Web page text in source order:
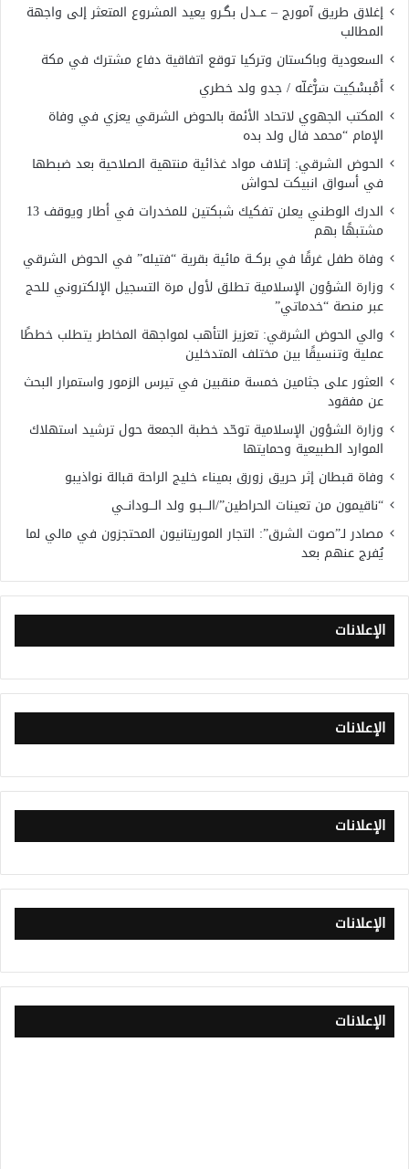
إغلاق طريق آمورج – عــدل بگـرو يعيد المشروع المتعثر إلى واجهة
المطالب
السعودية وباكستان وتركيا توقع اتفاقية دفاع مشترك في مكة
أَمْبسْكِيت سَرّْغلّه / جدو ولد خطري
المكتب الجهوي لاتحاد الأئمة بالحوض الشرقي يعزي في وفاة
الإمام “محمد فال ولد بده
الحوض الشرقي: إتلاف مواد غذائية منتهية الصلاحية بعد ضبطها
في أسواق انبيكت لحواش
الدرك الوطني يعلن تفكيك شبكتين للمخدرات في أطار ويوقف 13
مشتبهًا بهم
وفاة طفل غرقًا في بركــة مائية بقرية “فتيله” في الحوض الشرقي
وزارة الشؤون الإسلامية تطلق لأول مرة التسجيل الإلكتروني للحج
عبر منصة “خدماتي”
والي الحوض الشرقي: تعزيز التأهب لمواجهة المخاطر يتطلب خططًا
عملية وتنسيقًا بين مختلف المتدخلين
العثور على جثامين خمسة منقبين في تيرس الزمور واستمرار البحث
عن مفقود
وزارة الشؤون الإسلامية توحّد خطبة الجمعة حول ترشيد استهلاك
الموارد الطبيعية وحمايتها
وفاة قبطان إثر حريق زورق بميناء خليج الراحة قبالة نواذيبو
“ناقيمون من تعينات الحراطين”/الـــبـو ولد الـــودانــي
مصادر لـ”صوت الشرق”: التجار الموريتانيون المحتجزون في مالي لما
يُفرج عنهم بعد
الإعلانات
الإعلانات
الإعلانات
الإعلانات
الإعلانات